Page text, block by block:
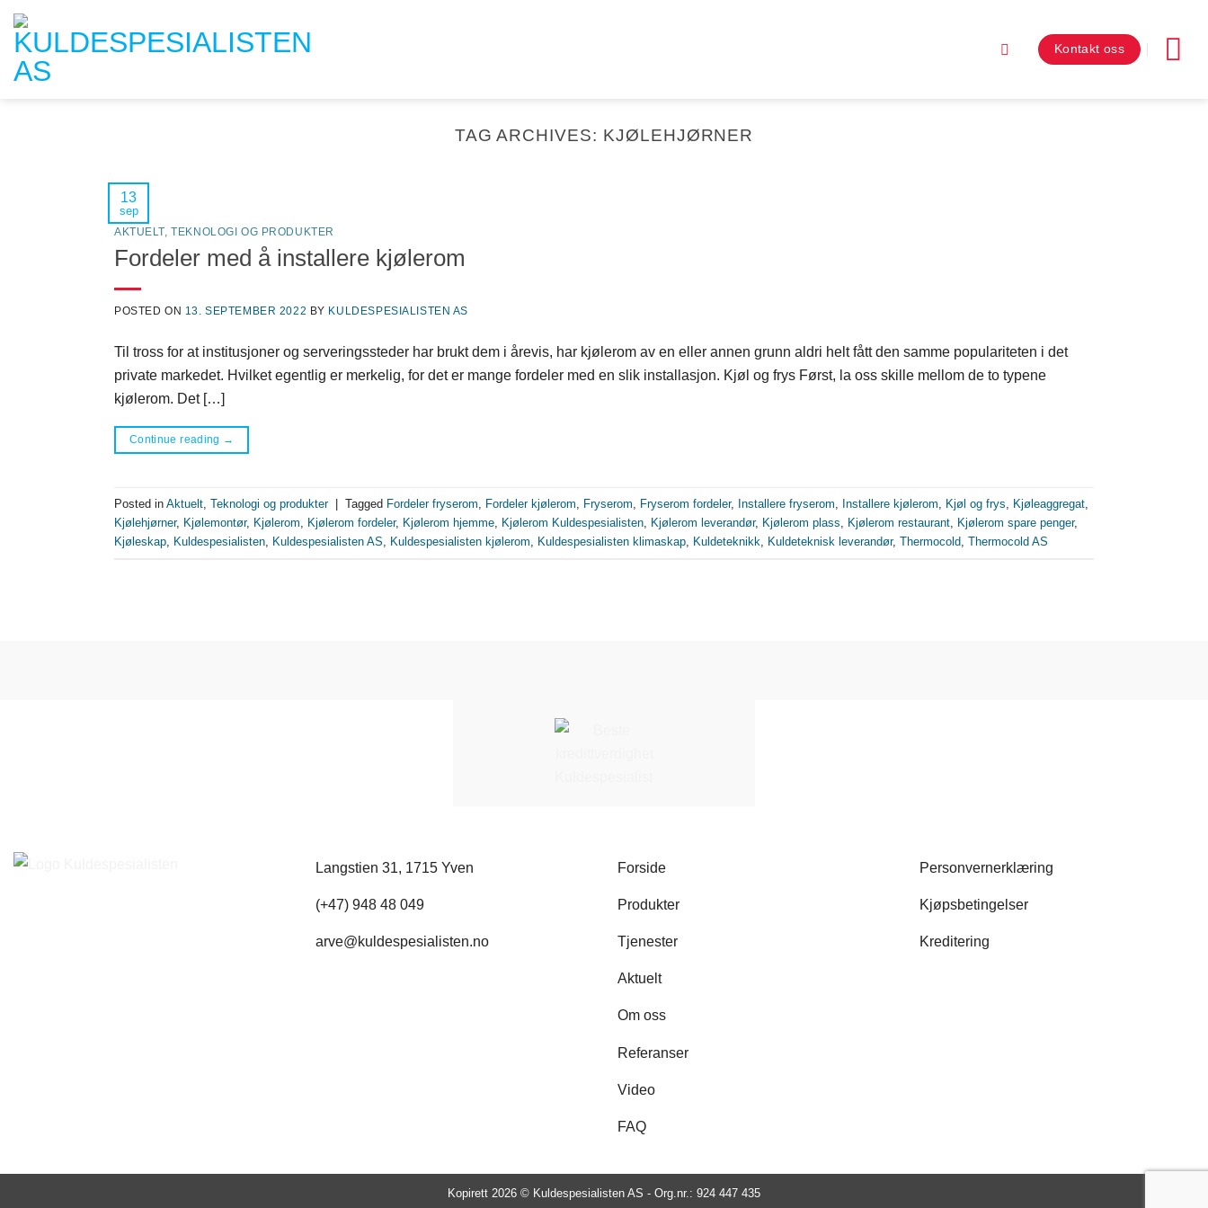
Skip
content
Kontakt oss
TAG ARCHIVES: KJØLEHJØRNER
13
sep
AKTUELT ,TEKNOLOGI OG PRODUKTER
Fordeler med å installere kjølerom
POSTED ON 13. SEPTEMBER 2022 BY KULDESPESIALISTEN AS
Til tross for at institusjoner og serveringssteder har brukt dem i årevis, har kjølerom av en eller annen grunn aldri helt fått den samme populariteten i det
private markedet. Hvilket egentlig er merkelig, for det er mange fordeler med en slik installasjon. Kjøl og frys Først, la oss skille mellom de to typene
kjølerom. Det […]
Continue reading →
Posted in Aktuelt Teknologi og produkter Tagged Fordeler fryserom Fordeler kjølerom Fryserom Fryserom fordeler, Installere fryserom Installere kjølerom Kjøl og frys Kjøleaggregat
Kjølehjørner, Kjølemontør, Kjølerom Kjølerom fordeler, Kjølerom hjemme Kjølerom Kuldespesialisten Kjølerom leverandør, Kjølerom plass Kjølerom restaurant Kjølerom spare penger,
Kjøleskap
Kuldespesialisten Kuldespesialisten AS Kuldespesialisten kjølerom Kuldespesialisten klimaskap Kuldeteknikk Kuldeteknisk leverandør, Thermocold Thermocold AS
Langstien 31, 1715 Yven
(+47) 948 48 049
arve@kuldespesialisten.no
Forside
Produkter
Tjenester
Aktuelt
Om oss
Referanser
Video
FAQ
Personvernerklæring
Kjøpsbetingelser
Kreditering
Kopirett 2026 © Kuldespesialisten AS - Org.nr.: 924 447 435